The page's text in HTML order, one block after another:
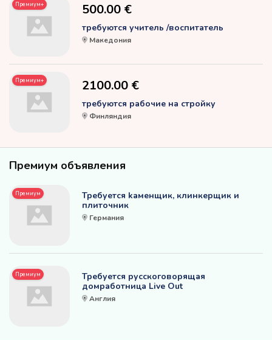
Премиум+ 500.00 €
требуются учитель /воспитатель
Македония
Премиум+ 2100.00 €
требуются рабочие на стройку
Финляндия
Премиум объявления
Премиум
Требуется kаменщик, клинкерщик и
плиточник
Германия
Премиум
Требуется русскоговорящая
домработница Live Out
Англия